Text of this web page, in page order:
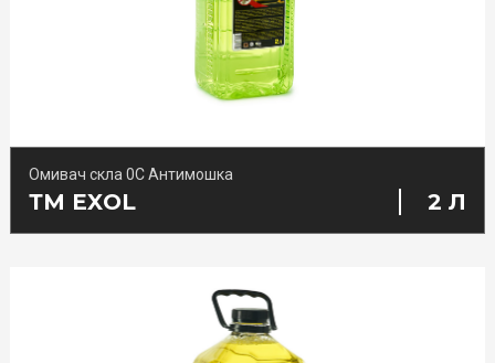
AdBlue
Омивач скла 0С Антимошка
ТМ EXOL 2 Л